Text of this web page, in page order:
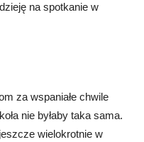
na spotkanie w
za wspaniałe chwile
nie byłaby taka sama.
wielokrotnie w